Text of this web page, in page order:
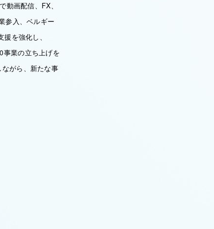
画配信、FX、
参入、ベルギー
を強化し、
事業の立ち上げを
がら、新たな事